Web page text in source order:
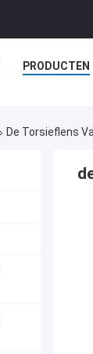
PRODUCTEN
De Torsieflens